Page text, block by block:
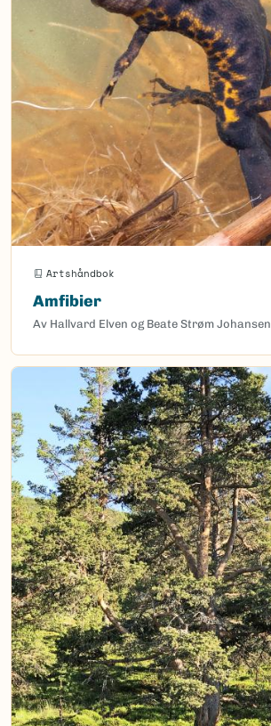
Artshåndbok
Amfibier
Av Hallvard Elven og Beate Strøm Johansen